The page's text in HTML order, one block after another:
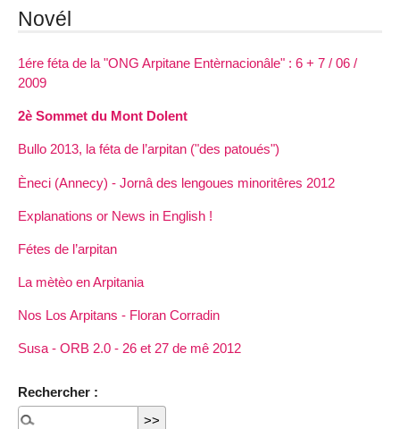
Novél
1ére féta de la "ONG Arpitane Entèrnacionâle" : 6 + 7 / 06 /
2009
2è Sommet du Mont Dolent
Bullo 2013, la féta de l’arpitan ("des patoués")
Èneci (Annecy) - Jornâ des lengoues minoritêres 2012
Explanations or News in English !
Fétes de l’arpitan
La mètèo en Arpitania
Nos Los Arpitans - Floran Corradin
Susa - ORB 2.0 - 26 et 27 de mê 2012
Rechercher :